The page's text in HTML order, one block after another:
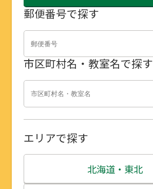
郵便番号で探す
市区町村名・教室名で探す
エリアで探す
北海道・東北